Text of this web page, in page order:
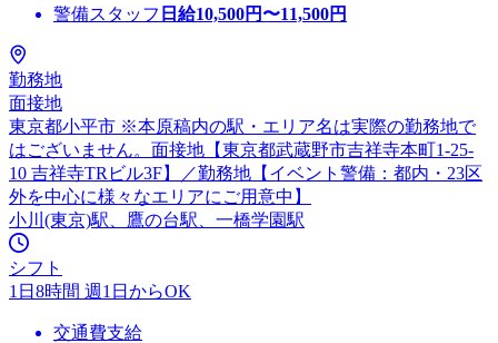
警備スタッフ 日給10,500円〜11,500円
勤務地
面接地
東京都小平市 ※本原稿内の駅・エリア名は実際の勤務地で
はございません。面接地【東京都武蔵野市吉祥寺本町1-25-
10 吉祥寺TRビル3F】／勤務地【イベント警備：都内・23区
外を中心に様々なエリアにご用意中】
小川(東京)駅、鷹の台駅、一橋学園駅
シフト
1日8時間 週1日からOK
交通費支給